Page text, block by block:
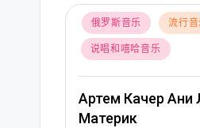
Posted
in
俄罗斯音乐 流行音
说唱和嘻哈音乐
Артем Качер Ани
Материк